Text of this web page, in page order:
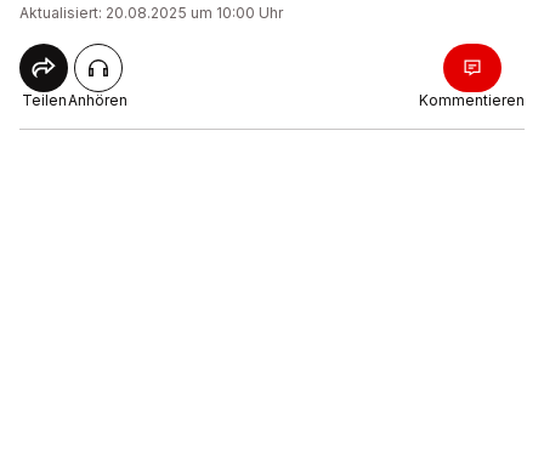
Aktualisiert: 20.08.2025 um 10:00 Uhr
TeilenAnhören Kommentieren